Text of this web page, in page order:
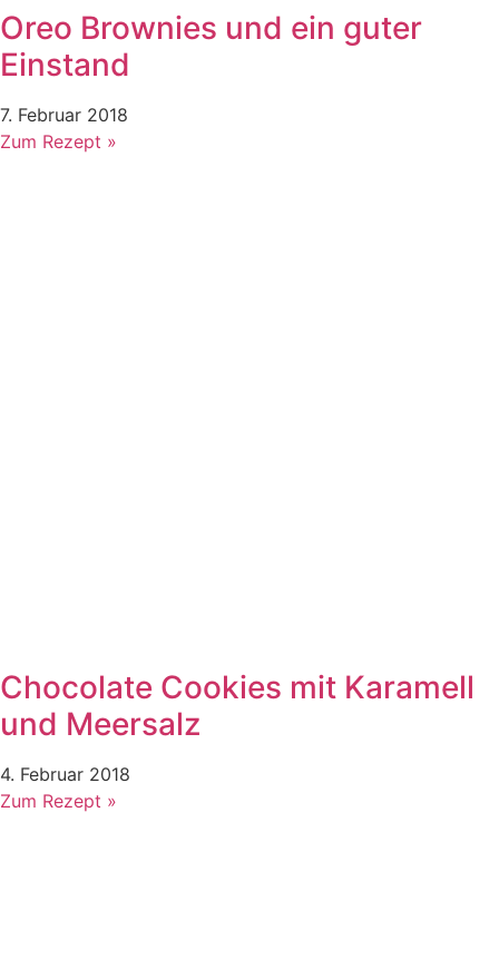
Oreo Brownies und ein guter
Einstand
7. Februar 2018
Zum Rezept »
Chocolate Cookies mit Karamell
und Meersalz
4. Februar 2018
Zum Rezept »